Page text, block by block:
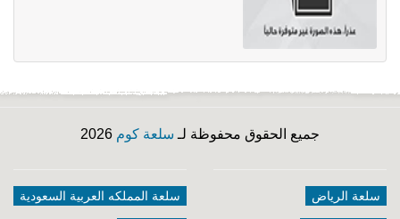
جميع الحقوق محفوظة لـ سلعة كوم
سلعة الرياض سلعة المملكه العربية السعودية